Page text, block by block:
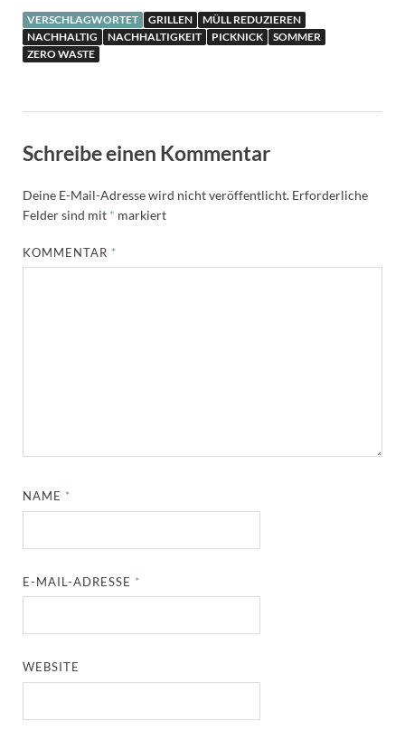
VERSCHLAGWORTET GRILLEN
MÜLL REDUZIEREN
NACHHALTIG
NACHHALTIGKEIT PICKNICK
SOMMER
ZERO WASTE
Schreibe einen Kommentar
Deine E-Mail-Adresse wird nicht veröffentlicht. Erforderliche
Felder sind mit * markiert
KOMMENTAR *
NAME *
E-MAIL-ADRESSE *
WEBSITE